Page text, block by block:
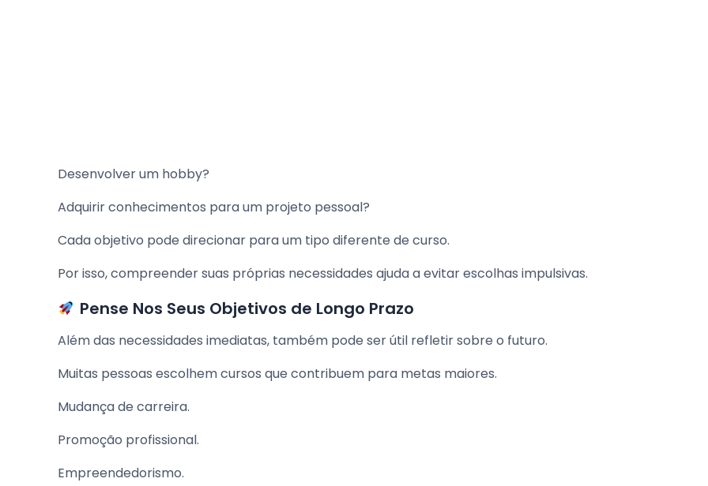
Desenvolver um hobby?
Adquirir conhecimentos para um projeto pessoal?
Cada objetivo pode direcionar para um tipo diferente de curso.
Por isso, compreender suas próprias necessidades ajuda a evitar escolhas impulsivas.
Pense Nos Seus Objetivos de Longo Prazo
Além das necessidades imediatas, também pode ser útil refletir sobre o futuro.
Muitas pessoas escolhem cursos que contribuem para metas maiores.
Mudança de carreira.
Promoção profissional.
Empreendedorismo.